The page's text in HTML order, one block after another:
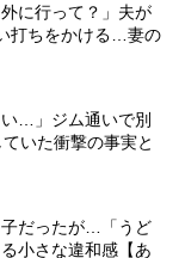
に行って？」夫が
打ちをかける…妻の
い…」ジム通いで別
いた衝撃の事実と
だったが…「うど
小さな違和感【あ